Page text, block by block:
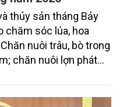
lâm nghiệp và thủy
năm 2026
thủy sản tháng Bảy
chăm sóc lúa, hoa
nuôi trâu, bò trong
chăn nuôi lợn phát
duy trì đà tăng